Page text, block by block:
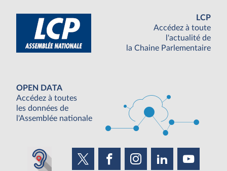
LCP
Accédez à toute
l'actualité de
la Chaine Parlementaire
OPEN DATA
Accédez à toutes
les données de
l'Assemblée nationale